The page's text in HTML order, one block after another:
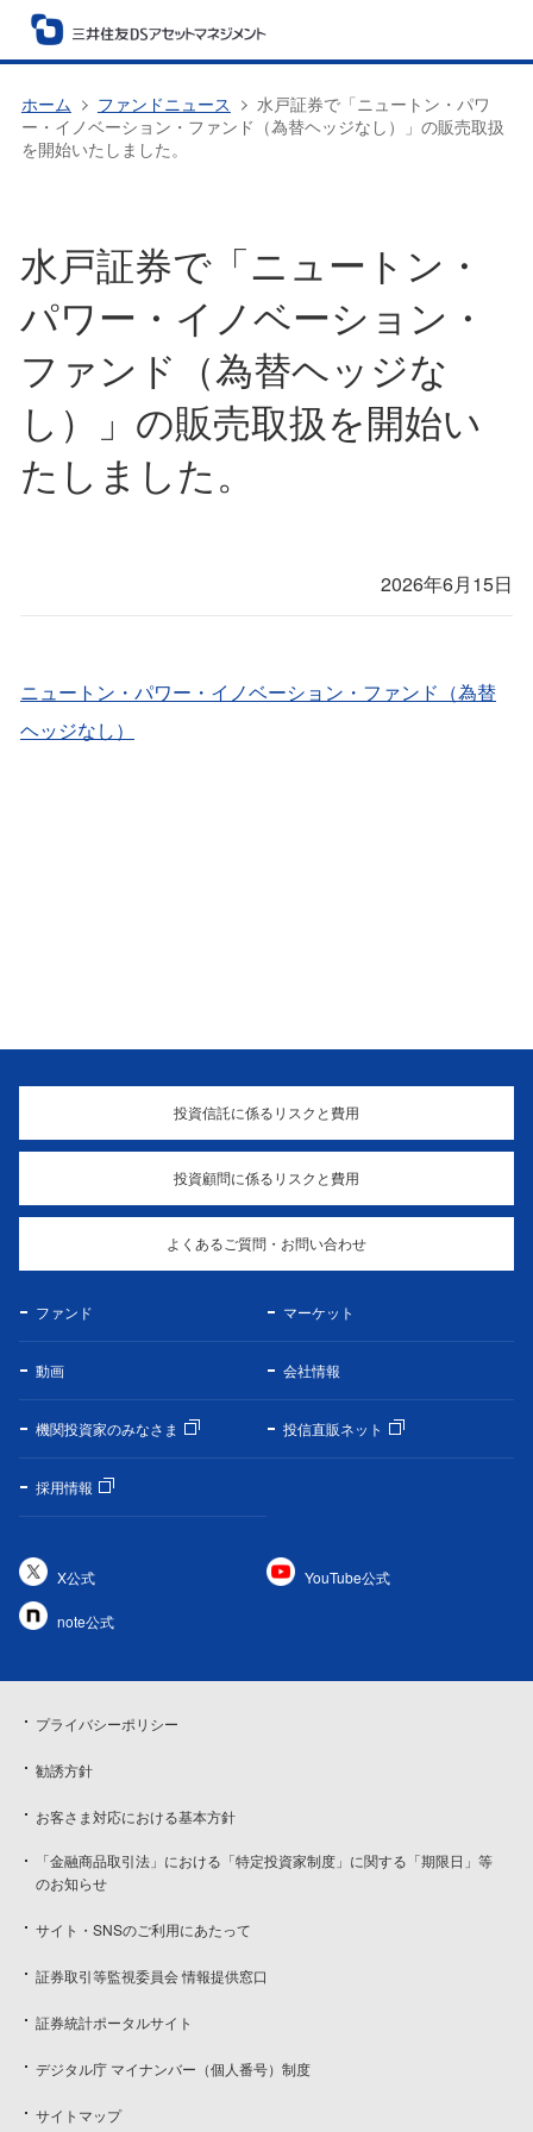
ホーム ファンドニュース
水戸証券で「ニュートン・パワ
ー・イノベーション・ファンド（為替ヘッジなし）」の販売取扱
を開始いたしました。
水戸証券で「ニュートン・
パワー・イノベーション・
ファンド（為替ヘッジな
し）」の販売取扱を開始い
たしました。
2026年6月15日
ニュートン・パワー・イノベーション・ファンド（為替
ヘッジなし）
投資信託に係るリスクと費用
投資顧問に係るリスクと費用
よくあるご質問・お問い合わせ
ファンド マーケット
動画 会社情報
機関投資家のみなさま 投信直販ネット
採用情報
X公式 YouTube公式
note公式
プライバシーポリシー
勧誘方針
お客さま対応における基本方針
「金融商品取引法」における「特定投資家制度」に関する「期限日」等
のお知らせ
サイト・SNSのご利用にあたって
証券取引等監視委員会 情報提供窓口
証券統計ポータルサイト
デジタル庁 マイナンバー（個人番号）制度
サイトマップ